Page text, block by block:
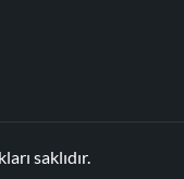
saklıdır.